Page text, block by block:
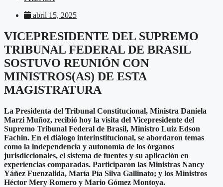
abril 15, 2025
VICEPRESIDENTE DEL SUPREMO
TRIBUNAL FEDERAL DE BRASIL
SOSTUVO REUNIÓN CON
MINISTROS(AS) DE ESTA
MAGISTRATURA
La Presidenta del Tribunal Constitucional, Ministra Daniela
Marzi Muñoz, recibió hoy la visita del Vicepresidente del
Supremo Tribunal Federal de Brasil, Ministro Luiz Edson
Fachin. En el diálogo interinstitucional, se abordaron temas
como la independencia y autonomía de los órganos
jurisdiccionales, el sistema de fuentes y su aplicación en
experiencias comparadas. Participaron las Ministras Nancy
Yáñez Fuenzalida, María Pía Silva Gallinato; y los Ministros
Héctor Mery Romero y Mario Gómez Montoya.